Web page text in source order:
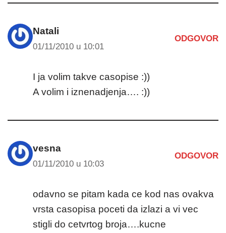
Natali
01/11/2010 u 10:01
ODGOVOR
I ja volim takve casopise :))
A volim i iznenadjenja…. :))
vesna
01/11/2010 u 10:03
ODGOVOR
odavno se pitam kada ce kod nas ovakva
vrsta casopisa poceti da izlazi a vi vec
stigli do cetvrtog broja….kucne